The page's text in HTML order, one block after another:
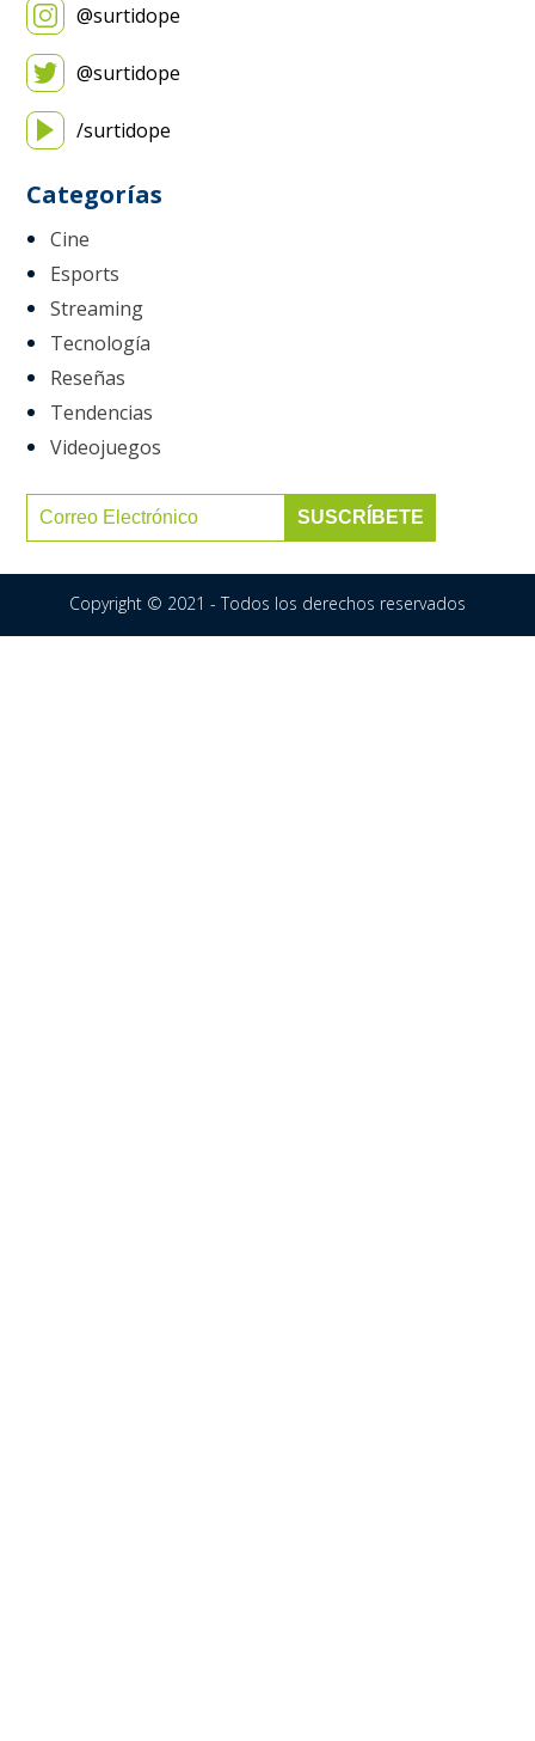
@surtidope
@surtidope
/surtidope
Categorías
Cine
Esports
Streaming
Tecnología
Reseñas
Tendencias
Videojuegos
Copyright © 2021 - Todos los derechos reservados